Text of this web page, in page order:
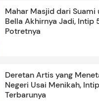
Mahar Masjid dari Suami
Bella Akhirnya Jadi, Intip
Potretnya
Deretan Artis yang
Negeri Usai Menikah,
Terbarunya